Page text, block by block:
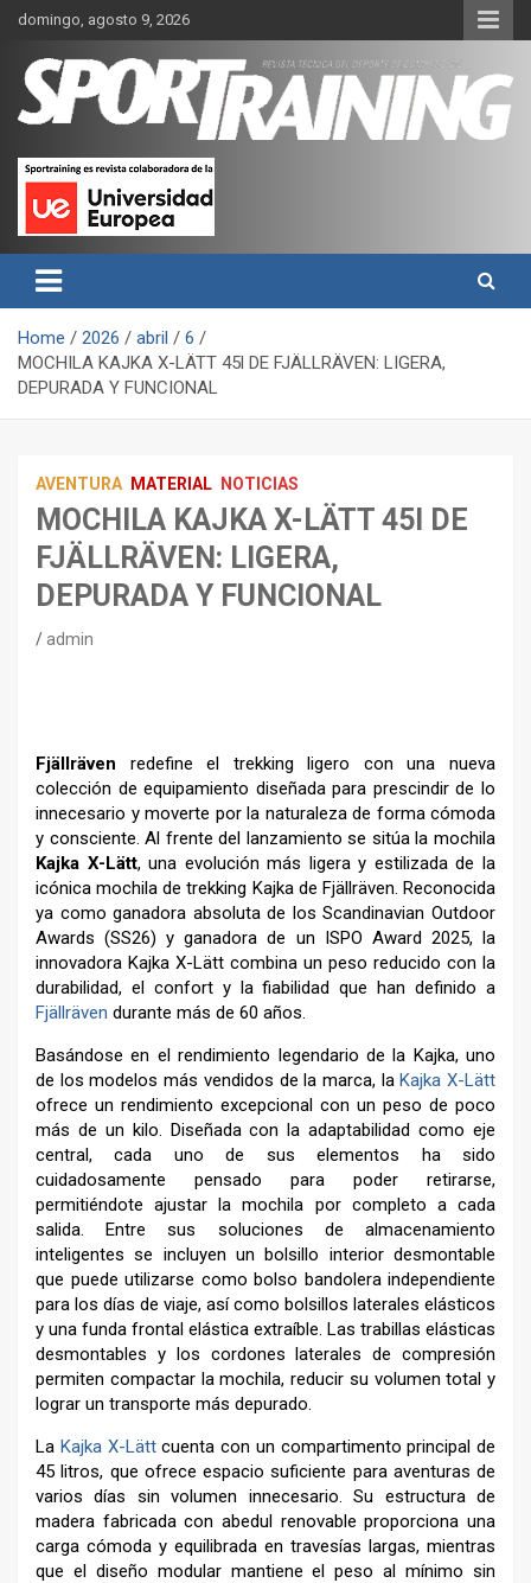
Skip
content
domingo, agosto 9, 2026
Revista técnica del deporte
Sport Training
rendimiento, nutrición y entrenamiento.
Home 2026 abril
6
MOCHILA KAJKA X-LÄTT 45l DE FJÄLLRÄVEN: LIGERA,
DEPURADA Y FUNCIONAL
AVENTURA MATERIAL NOTICIAS
MOCHILA KAJKA X-LÄTT 45l DE
FJÄLLRÄVEN: LIGERA,
DEPURADA Y FUNCIONAL
admin
Fjällräven redefine el trekking ligero con una nueva
colección de equipamiento diseñada para prescindir de lo
innecesario y moverte por la naturaleza de forma cómoda
y consciente. Al frente del lanzamiento se sitúa la mochila
Kajka X-Lätt, una evolución más ligera y estilizada de la
icónica mochila de trekking Kajka de Fjällräven. Reconocida
ya como ganadora absoluta de los Scandinavian Outdoor
Awards (SS26) y ganadora de un ISPO Award 2025, la
innovadora Kajka X-Lätt combina un peso reducido con la
durabilidad, el confort y la fiabilidad que han definido a
Fjällräven durante más de 60 años.
Basándose en el rendimiento legendario de la Kajka, uno
de los modelos más vendidos de la marca, laKajka X-Lätt
ofrece un rendimiento excepcional con un peso de poco
más de un kilo. Diseñada con la adaptabilidad como eje
central, cada uno de sus elementos ha sido
cuidadosamente pensado para poder retirarse,
permitiéndote ajustar la mochila por completo a cada
salida. Entre sus soluciones de almacenamiento
inteligentes se incluyen un bolsillo interior desmontable
que puede utilizarse como bolso bandolera independiente
para los días de viaje, así como bolsillos laterales elásticos
y una funda frontal elástica extraíble. Las trabillas elásticas
desmontables y los cordones laterales de compresión
permiten compactar la mochila, reducir su volumen total y
lograr un transporte más depurado.
La Kajka X-Lättcuenta con un compartimento principal de
45 litros, que ofrece espacio suficiente para aventuras de
varios días sin volumen innecesario. Su estructura de
madera fabricada con abedul renovable proporciona una
carga cómoda y equilibrada en travesías largas, mientras
que el diseño modular mantiene el peso al mínimo sin